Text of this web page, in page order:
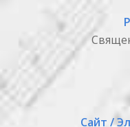
Сайт /